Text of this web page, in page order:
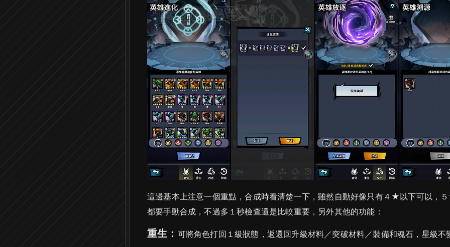
這邊基本上注意一個重點，合成時看清楚一下，雖然自動好像只有４★以下可以，
都要手動合成，不過多１秒檢查還是比較重要，另外其他的功能：
重生： 可將角色打回１級狀態，返還回升級材料／突破材料／裝備和魂石，星級不